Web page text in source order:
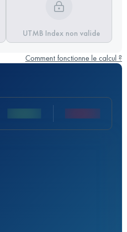
UTMB Index non valide
Comment fonctionne le calcul ?